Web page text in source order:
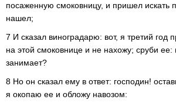
посаженную смоковницу, и пришел искать
нашел;
7 И сказал виноградарю: вот, я третий год
на этой смоковнице и не нахожу; сруби
занимает?
8 Но он сказал ему в ответ: господин!
я окопаю ее и обложу навозом: